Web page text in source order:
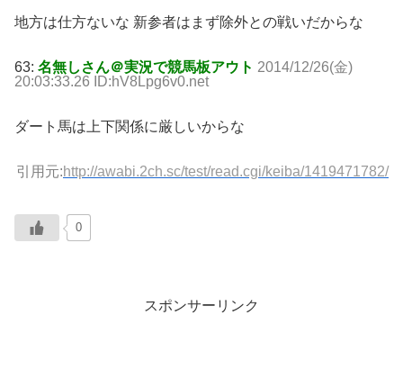
地方は仕方ないな 新参者はまず除外との戦いだからな
63: 名無しさん＠実況で競馬板アウト 2014/12/26(金)
20:03:33.26 ID:hV8Lpg6v0.net
ダート馬は上下関係に厳しいからな
引用元:http://awabi.2ch.sc/test/read.cgi/keiba/1419471782/
0
スポンサーリンク